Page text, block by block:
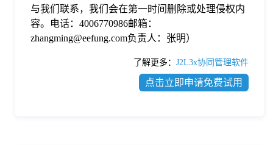
与我们联系，我们会在第一时间删除或处理侵权内
容。电话：4006770986邮箱：
zhangming@eefung.com负责人：张明）
了解更多： J2L3x协同管理软件
点击立即申请免费试用